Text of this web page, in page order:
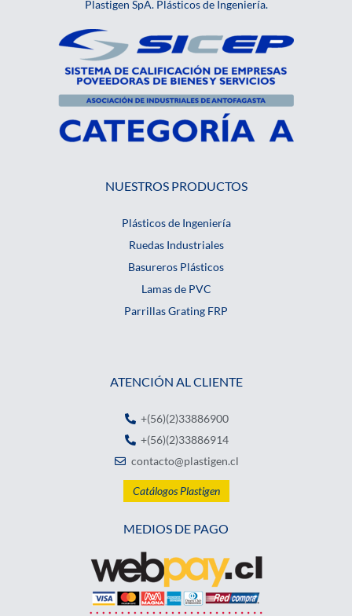
Plastigen SpA. Plásticos de Ingeniería.
NUESTROS PRODUCTOS
Plásticos de Ingeniería
Ruedas Industriales
Basureros Plásticos
Lamas de PVC
Parrillas Grating FRP
ATENCIÓN AL CLIENTE
+(56)(2)33886900
+(56)(2)33886914
contacto@plastigen.cl
Catálogos Plastigen
MEDIOS DE PAGO